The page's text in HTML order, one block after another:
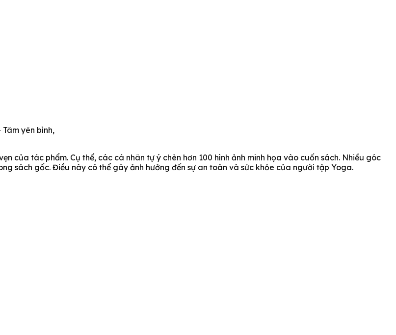
yên bình,
của tác phẩm. Cụ thể, các cá nhân tự ý chèn hơn 100 hình ảnh minh họa vào cuốn sách. Nhiều góc
sách gốc. Điều này có thể gây ảnh hưởng đến sự an toàn và sức khỏe của người tập Yoga.